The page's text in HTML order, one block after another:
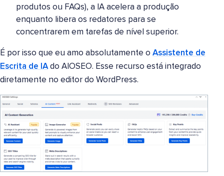
produtos ou FAQs), a IA acelera a produção
enquanto libera os redatores para se
concentrarem em tarefas de nível superior.
É por isso que eu amo absolutamente o Assistente de
Escrita de IAdo AIOSEO. Esse recurso está integrado
diretamente no editor do WordPress.